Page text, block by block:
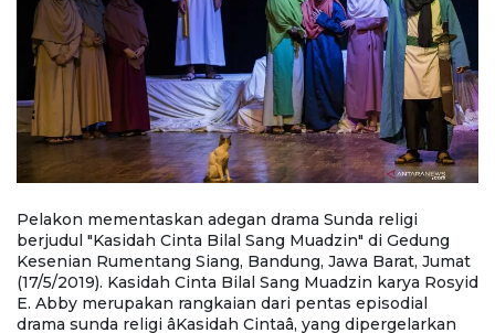
Pelakon mementaskan adegan drama Sunda religi
berjudul "Kasidah Cinta Bilal Sang Muadzin" di Gedung
Kesenian Rumentang Siang, Bandung, Jawa Barat, Jumat
(17/5/2019). Kasidah Cinta Bilal Sang Muadzin karya Rosyid
E. Abby merupakan rangkaian dari pentas episodial
drama sunda religi âKasidah Cintaâ, yang dipergelarkan